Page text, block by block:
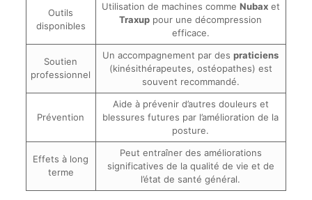
Outils
disponibles
Utilisation de machines comme Nubaxet
Traxup pour une décompression
efficace.
Soutien
professionnel
Un accompagnement par despraticiens
(kinésithérapeutes, ostéopathes) est
souvent recommandé.
Prévention
Aide à prévenir d’autres douleurs et
blessures futures par l’amélioration de la
posture.
Effets à long
terme
Peut entraîner des améliorations
significatives de la qualité de vie et de
l’état de santé général.